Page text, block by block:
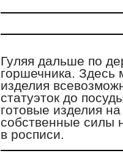
Гуляя дальше по
горшечника. Здесь
изделия
статуэток до
готовые изделия
собственные силы
в росписи.